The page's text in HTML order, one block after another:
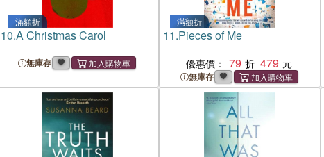
滿額折
10.A Christmas Carol
無庫存
滿額折
11.Pieces of Me
優惠價： 79 479
無庫存